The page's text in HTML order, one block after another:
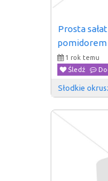
Prosta
pomidorem
1 rok temu
Śledź
Słodkie